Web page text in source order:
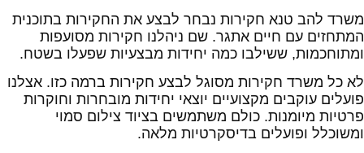
משרד להב טנא חקירות נבחר לבצע את החקירות בתוכנית
המתחזים עם חיים אתגר. שם ניהלנו חקירות מסועפות
ומתוחכמות, ששילבו כמה יחידות מבצעיות שפעלו בשטח.
לא כל משרד חקירות מסוגל לבצע חקירות ברמה כזו. אצלנו
פועלים עוקבים מקצועיים יוצאי יחידות מובחרות וחוקרות
פרטיות מיומנות. כולם משתמשים בציוד צילום סמוי
ומשוכלל ופועלים בדיסקרטיות מלאה.